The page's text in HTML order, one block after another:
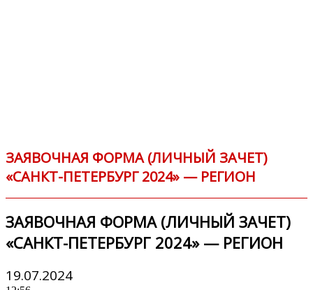
ЗАЯВОЧНАЯ ФОРМА (ЛИЧНЫЙ ЗАЧЕТ)
«САНКТ-ПЕТЕРБУРГ 2024» — РЕГИОН
ЗАЯВОЧНАЯ ФОРМА (ЛИЧНЫЙ ЗАЧЕТ)
«САНКТ-ПЕТЕРБУРГ 2024» — РЕГИОН
19.07.2024